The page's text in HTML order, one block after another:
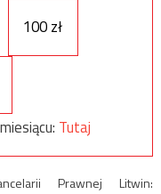
100 zł
Tutaj
Prawnej Litwin: